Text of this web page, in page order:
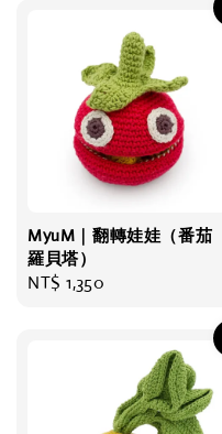
MyuM｜翻轉娃娃（番茄
羅貝塔）
Regular
NT$ 1,350